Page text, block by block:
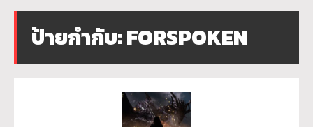
ป้ายกำกับ:FORSPOKEN